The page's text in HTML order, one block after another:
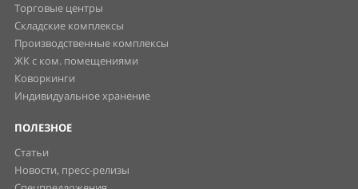
Торговые центры
Складские комплексы
Производственные комплексы
ЖК с ком. помещениями
Коворкинги
Индивидуальное хранение
ПОЛЕЗНОЕ
Статьи
Новости, пресс-релизы